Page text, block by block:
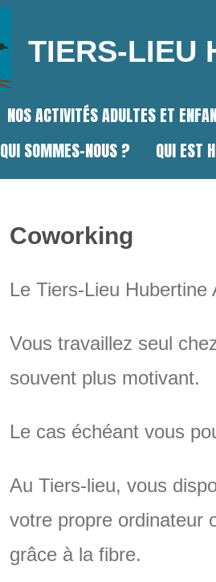
TIERS-LIEU
NOS ACTIVITÉS ADULTES ET
QUI SOMMES-NOUS ? QUI EST
Coworking
Le Tiers-Lieu
Vous travaillez seul
souvent plus motivant.
Le cas échéant vous
Au Tiers-lieu, vous
votre propre ordinateur
grâce à la fibre.